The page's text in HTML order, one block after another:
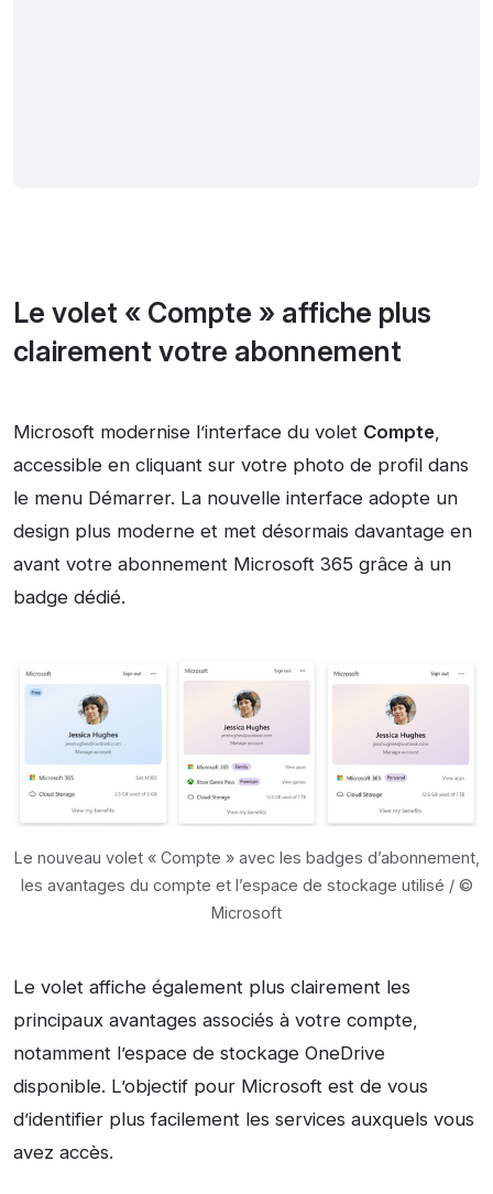
Le volet « Compte » affiche plus
clairement votre abonnement
Microsoft modernise l’interface du volet Compte,
accessible en cliquant sur votre photo de profil dans
le menu Démarrer. La nouvelle interface adopte un
design plus moderne et met désormais davantage en
avant votre abonnement Microsoft 365 grâce à un
badge dédié.
Le nouveau volet « Compte » avec les badges d’abonnement,
les avantages du compte et l’espace de stockage utilisé / ©
Microsoft
Le volet affiche également plus clairement les
principaux avantages associés à votre compte,
notamment l’espace de stockage OneDrive
disponible. L’objectif pour Microsoft est de vous
d’identifier plus facilement les services auxquels vous
avez accès.